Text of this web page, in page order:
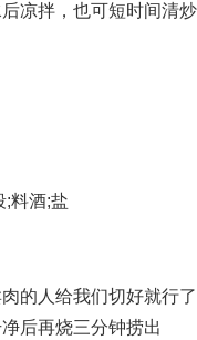
凉拌，也可短时间清炒
料酒;盐
人给我们切好就行了
后再烧三分钟捞出